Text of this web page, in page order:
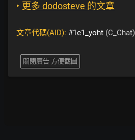
‣ 更多 dodosteve 的文章
文章代碼(AID): #1e1_yoht (C_Chat)
關閉廣告 方便截圖